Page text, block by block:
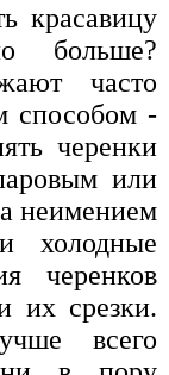
красавицу
больше?
часто
способом -
черенки
или
неимением
холодные
черенков
их срезки.
всего